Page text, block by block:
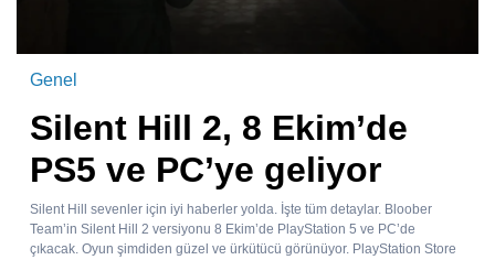
Genel
Silent Hill 2, 8 Ekim’de
PS5 ve PC’ye geliyor
Silent Hill sevenler için iyi haberler yolda. İşte tüm detaylar. Bloober
Team’in Silent Hill 2 versiyonu 8 Ekim’de PlayStation 5 ve PC’de
çıkacak. Oyun şimdiden güzel ve ürkütücü görünüyor. PlayStation Store